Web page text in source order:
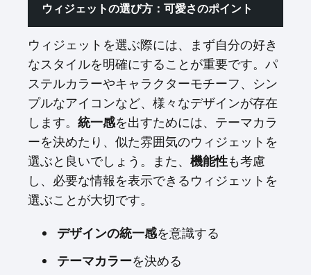
ウィジェットの選び方：可愛さのポイント
ウィジェットを選ぶ際には、まず自分の好き
なスタイルを明確にすることが重要です。パ
ステルカラーやキャラクターモチーフ、シン
プルなアイコンなど、様々なデザインが存在
します。 統一感を出すためには、テーマカラ
ーを決めたり、似た雰囲気のウィジェットを
選ぶと良いでしょう。また、 機能性も考慮
し、必要な情報を表示できるウィジェットを
選ぶことが大切です。
デザインの統一感を意識する
テーマカラーを決める